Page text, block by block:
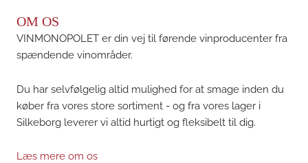
OM OS
VINMONOPOLET er din vej til førende vinproducenter fra
spændende vinområder.
Du har selvfølgelig altid mulighed for at smage inden du
køber fra vores store sortiment - og fra vores lager i
Silkeborg leverer vi altid hurtigt og fleksibelt til dig.
Læs mere om os